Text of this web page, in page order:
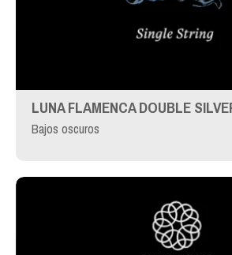
LUNA FLAMENCA DOUBLE
Bajos oscuros